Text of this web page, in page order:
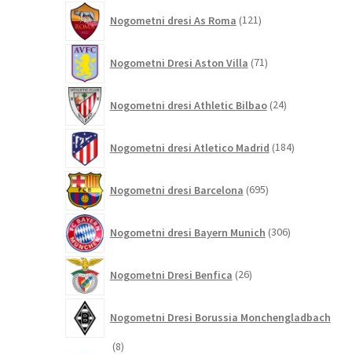
Nogometni dresi As Roma 121izdelkov
Nogometni Dresi Aston Villa 71izdelkov
Nogometni dresi Athletic Bilbao 24izdelkov
Nogometni dresi Atletico Madrid 184izdelkov
Nogometni dresi Barcelona 695izdelkov
Nogometni dresi Bayern Munich 306izdelkov
Nogometni Dresi Benfica 26izdelkov
Nogometni Dresi Borussia Monchengladbach
88